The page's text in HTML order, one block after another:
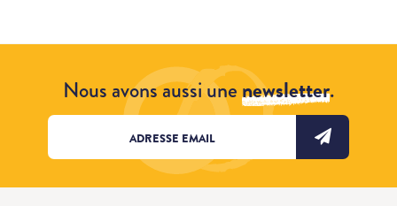
Nous avons aussi unenewsletter.